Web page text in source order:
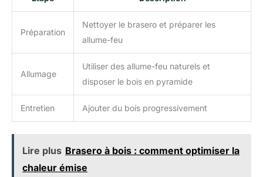
Préparation
Nettoyer le brasero et préparer les
allume-feu
Allumage
Utiliser des allume-feu naturels et
disposer le bois en pyramide
Entretien Ajouter du bois progressivement
Lire plus Brasero à bois : comment optimiser la
chaleur émise